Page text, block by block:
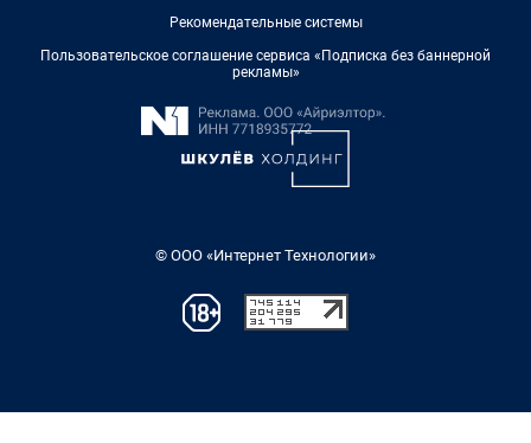
Рекомендательные системы
Пользовательское соглашение сервиса «Подписка без баннерной
рекламы»
© ООО «Интернет Технологии»